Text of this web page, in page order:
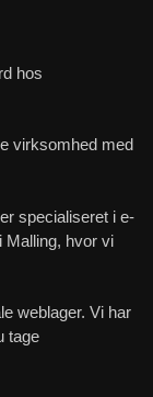
hos
virksomhed med
specialiseret i e-
Malling, hvor vi
weblager. Vi har
tage